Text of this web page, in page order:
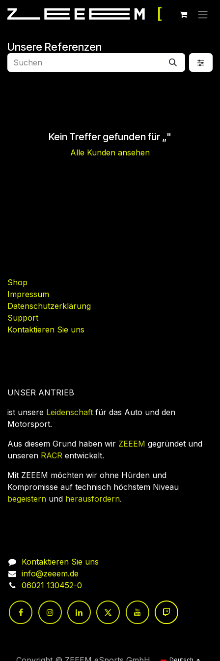
Unsere Referenzen
Kein Treffer gefunden für „"
Alle Kunden ansehen
Shop
Impressum
Datenschutzerklärung
Support
Kontaktieren Sie uns
UNSER ANTRIEB
ist unsere Leidenschaft für das Auto und den
Motorsport.
Aus diesem Grund haben wir ZEEEM gegründet und
unseren RACR entwickelt.
Mit ZEEEM möchten wir ohne Hürden und
Kompromisse auf technisch höchstem Niveau
begeistern und herausfordern.
Kontaktieren Sie uns
info@zeeem.de
06021 130452-0